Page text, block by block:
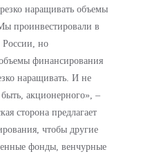
наращивать объемы
проинвестировали в
но
финансирования
наращивать. И не
акционерного», –
сторона предлагает
чтобы другие
фонды, венчурные